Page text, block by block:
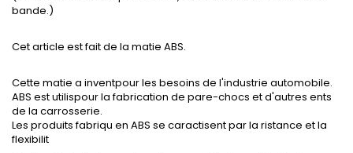
bande.)
Cet article est fait de la matie ABS.
Cette matie a inventpour les besoins de l'industrie automobile.
ABS est utilispour la fabrication de pare-chocs et d'autres ents
de la carrosserie.
Les produits fabriqu en ABS se caractisent par la ristance et la
flexibilit